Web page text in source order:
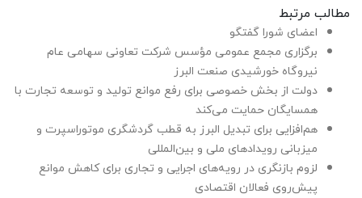
مطالب مرتبط
اعضای شورا گفتگو
برگزاری مجمع عمومی مؤسس شرکت تعاونی سهامی عام
نیروگاه خورشیدی صنعت البرز
دولت از بخش خصوصی برای رفع موانع تولید و توسعه تجارت با
همسایگان حمایت می‌کند
هم‌افزایی برای تبدیل البرز به قطب گردشگری موتوراسپرت و
میزبانی رویدادهای ملی و بین‌المللی
لزوم بازنگری در رویه‌های اجرایی و تجاری برای کاهش موانع
پیش‌روی فعالان اقتصادی